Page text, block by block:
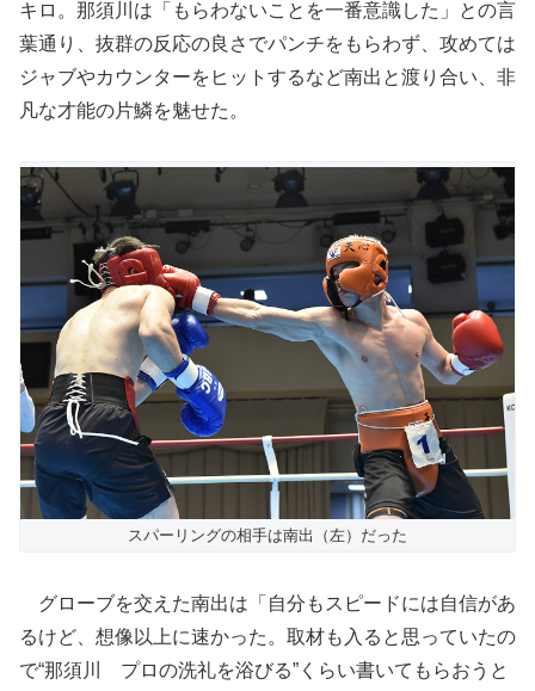
キロ。那須川は「もらわないことを一番意識した」との言
葉通り、抜群の反応の良さでパンチをもらわず、攻めては
ジャブやカウンターをヒットするなど南出と渡り合い、非
凡な才能の片鱗を魅せた。
スパーリングの相手は南出（左）だった
グローブを交えた南出は「自分もスピードには自信があ
るけど、想像以上に速かった。取材も入ると思っていたの
で“那須川 プロの洗礼を浴びる”くらい書いてもらおうと